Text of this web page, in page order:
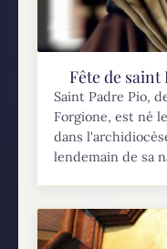
Fête de saint
Saint Padre Pio,
Forgione, est né
dans
lendemain de sa